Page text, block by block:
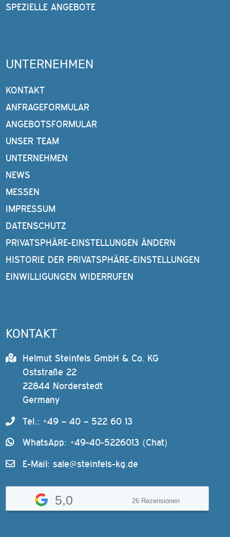
SPEZIELLE ANGEBOTE
UNTERNEHMEN
KONTAKT
ANFRAGEFORMULAR
ANGEBOTSFORMULAR
UNSER TEAM
UNTERNEHMEN
NEWS
MESSEN
IMPRESSUM
DATENSCHUTZ
PRIVATSPHÄRE-EINSTELLUNGEN ÄNDERN
HISTORIE DER PRIVATSPHÄRE-EINSTELLUNGEN
EINWILLIGUNGEN WIDERRUFEN
KONTAKT
Helmut Steinfels GmbH & Co. KG
Oststraße 22
22844 Norderstedt
Germany
Tel.: +49 – 40 – 522 60 13
WhatsApp: +49-40-5226013 (Chat)
E-Mail: sale@steinfels-kg.de
5,0 26 Rezensionen